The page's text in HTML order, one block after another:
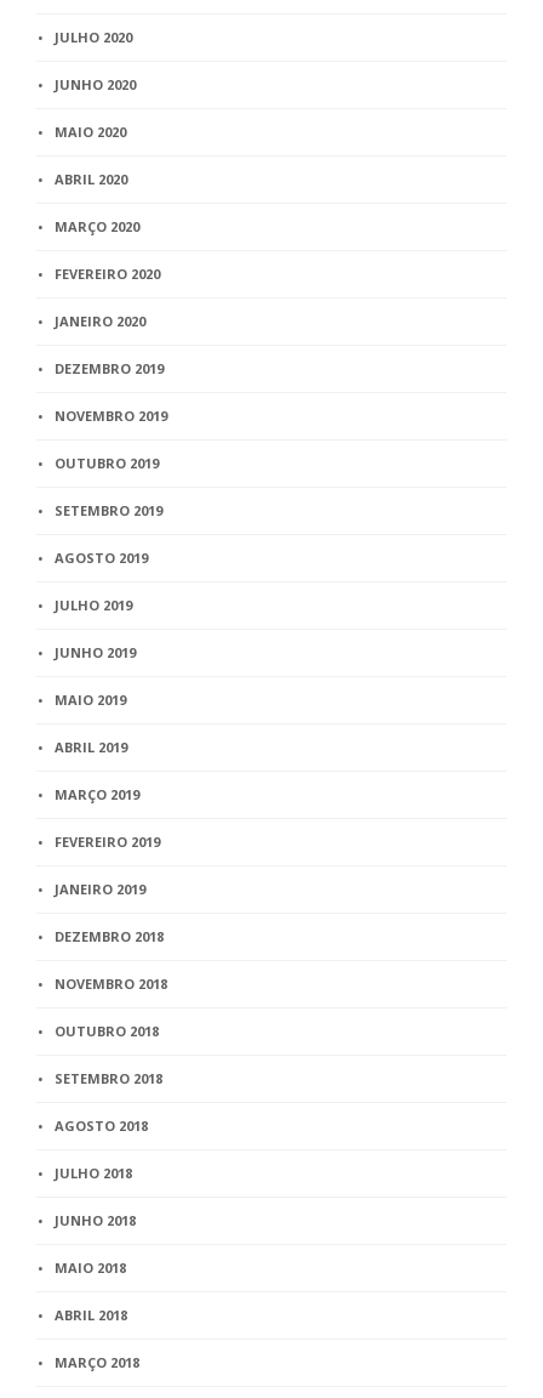
JULHO 2020
JUNHO 2020
MAIO 2020
ABRIL 2020
MARÇO 2020
FEVEREIRO 2020
JANEIRO 2020
DEZEMBRO 2019
NOVEMBRO 2019
OUTUBRO 2019
SETEMBRO 2019
AGOSTO 2019
JULHO 2019
JUNHO 2019
MAIO 2019
ABRIL 2019
MARÇO 2019
FEVEREIRO 2019
JANEIRO 2019
DEZEMBRO 2018
NOVEMBRO 2018
OUTUBRO 2018
SETEMBRO 2018
AGOSTO 2018
JULHO 2018
JUNHO 2018
MAIO 2018
ABRIL 2018
MARÇO 2018